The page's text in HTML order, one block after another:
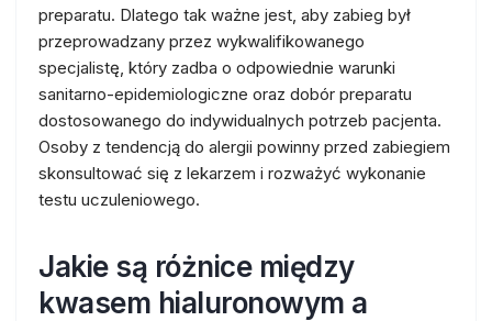
preparatu. Dlatego tak ważne jest, aby zabieg był
przeprowadzany przez wykwalifikowanego
specjalistę, który zadba o odpowiednie warunki
sanitarno-epidemiologiczne oraz dobór preparatu
dostosowanego do indywidualnych potrzeb pacjenta.
Osoby z tendencją do alergii powinny przed zabiegiem
skonsultować się z lekarzem i rozważyć wykonanie
testu uczuleniowego.
Jakie są różnice między
kwasem hialuronowym a